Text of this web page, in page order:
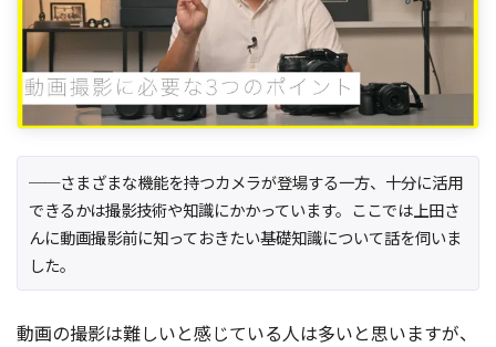
──さまざまな機能を持つカメラが登場する一方、十分に活用
できるかは撮影技術や知識にかかっています。ここでは上田さ
んに動画撮影前に知っておきたい基礎知識について話を伺いま
した。
動画の撮影は難しいと感じている人は多いと思いますが、